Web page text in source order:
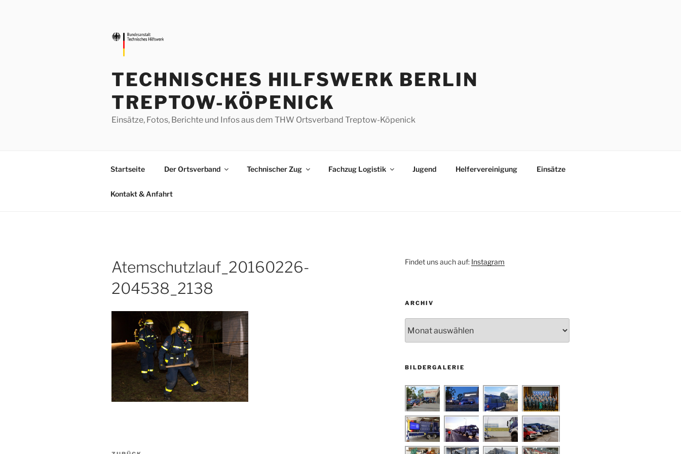
TECHNISCHES HILFSWERK BERLIN
TREPTOW-KÖPENICK
Einsätze, Fotos, Berichte und Infos aus dem THW Ortsverband Treptow-Köpenick
Startseite Der Ortsverband Technischer Zug Fachzug Logistik Jugend Helfervereinigung Einsätze
Kontakt & Anfahrt
Atemschutzlauf_20160226-
204538_2138
Beitragsnavigation
Findet uns auch auf: Instagram
ARCHIV
BILDERGALERIE